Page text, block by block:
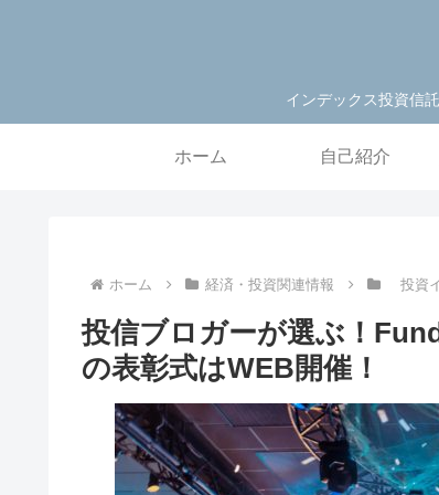
インデックス投資信
ホーム 自己紹介
ホーム 経済・投資関連情報 投資
投信ブロガーが選ぶ！
の表彰式はWEB開催！